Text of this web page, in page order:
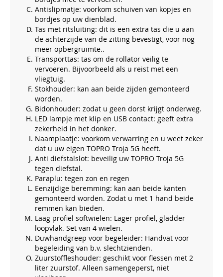
Antislipmatje: voorkom schuiven van kopjes en
bordjes op uw dienblad.
Tas met ritsluiting: dit is een extra tas die u aan
de achterzijde van de zitting bevestigt, voor nog
meer opbergruimte..
Transporttas: tas om de rollator veilig te
vervoeren. Bijvoorbeeld als u reist met een
vliegtuig.
Stokhouder: kan aan beide zijden gemonteerd
worden.
Bidonhouder: zodat u geen dorst krijgt onderweg.
LED lampje met klip en USB contact: geeft extra
zekerheid in het donker.
Naamplaatje: voorkom verwarring en u weet zeker
dat u uw eigen TOPRO Troja 5G heeft.
Anti diefstalslot: beveilig uw TOPRO Troja 5G
tegen diefstal.
Paraplu: tegen zon en regen
Eenzijdige beremming: kan aan beide kanten
gemonteerd worden. Zodat u met 1 hand beide
remmen kan bieden.
Laag profiel softwielen: Lager profiel, gladder
loopvlak. Set van 4 wielen.
Duwhandgreep voor begeleider: Handvat voor
begeleiding van b.v. slechtzienden.
Zuurstoffleshouder: geschikt voor flessen met 2
liter zuurstof. Alleen samengeperst, niet